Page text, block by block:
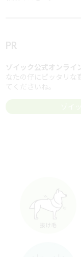
PR
ゾイック公式オンライ
なたの仔にピッタリな
てくださいね。